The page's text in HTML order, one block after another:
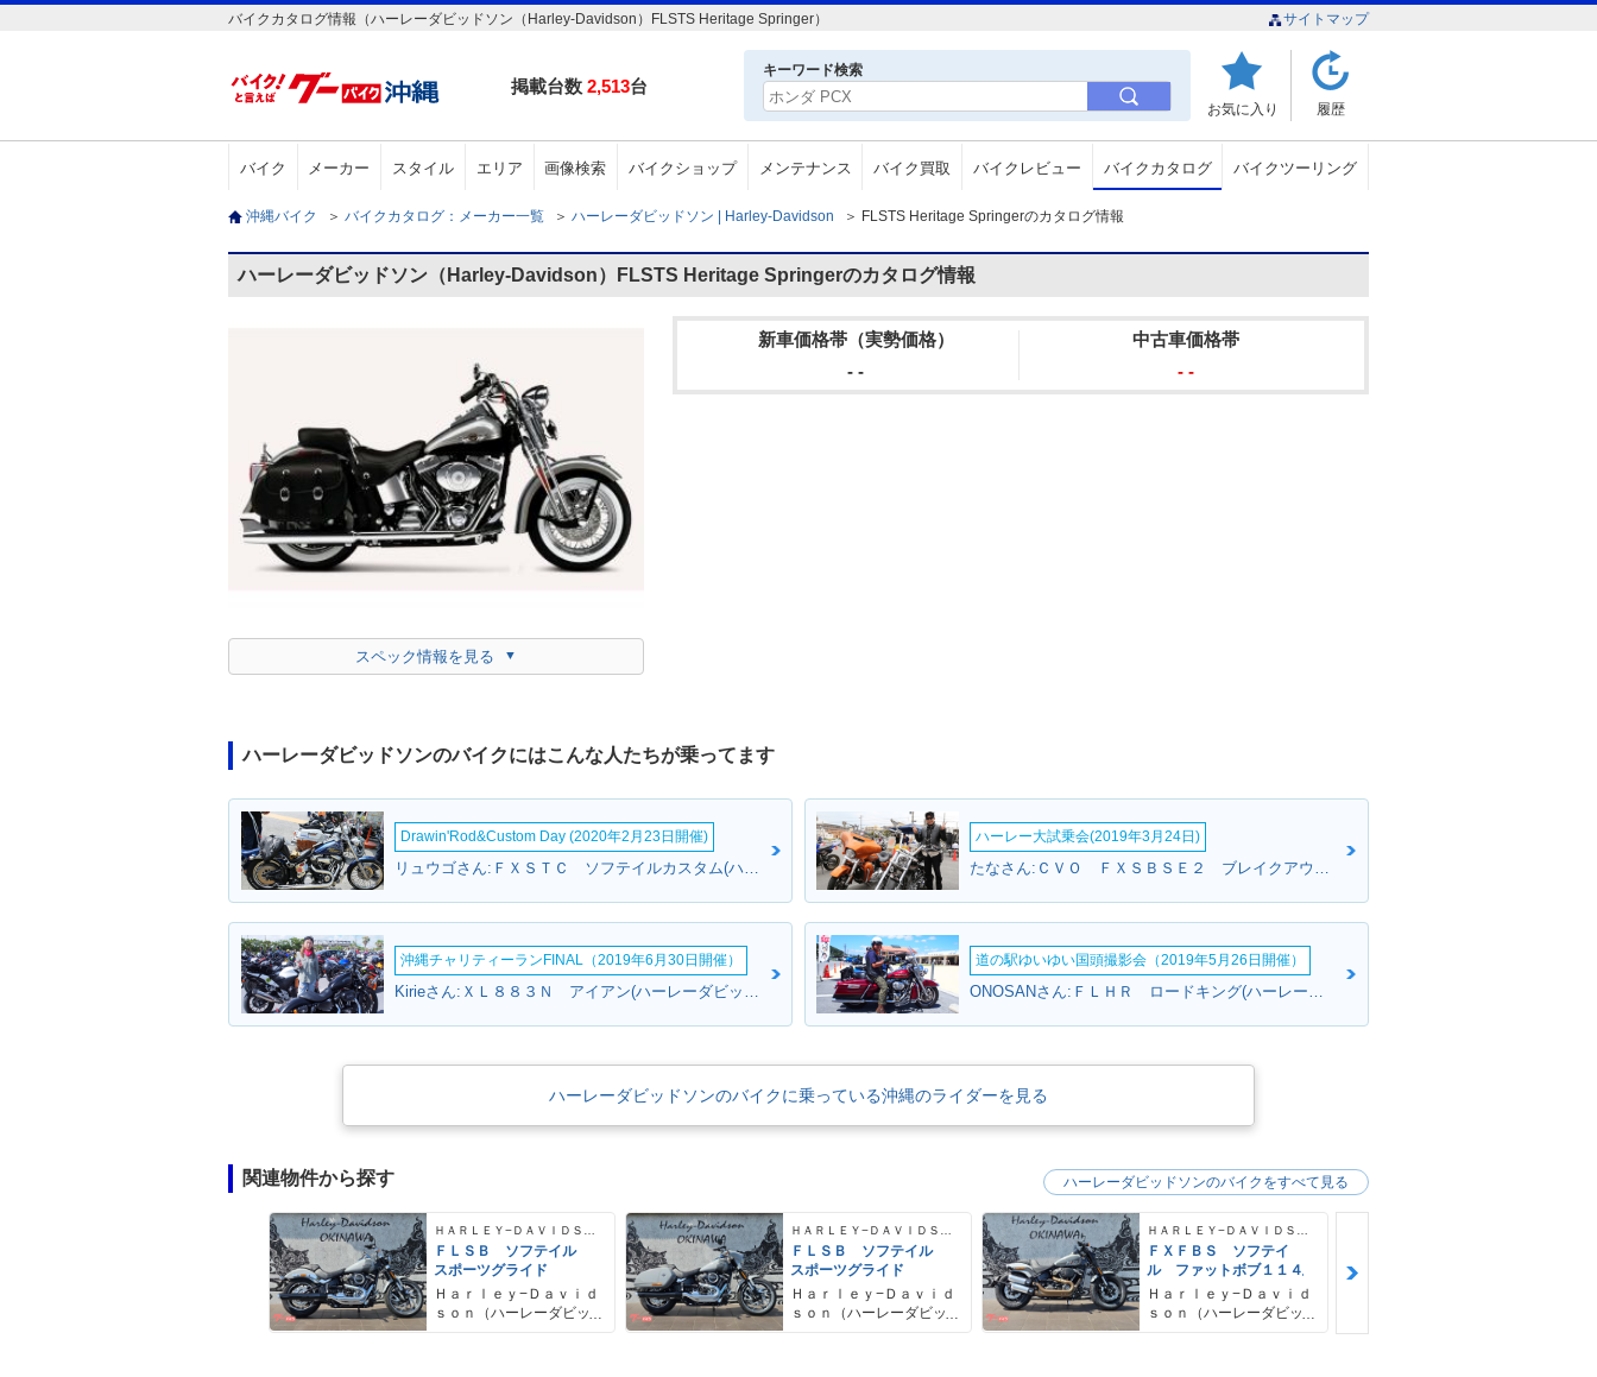
バイクカタログ情報（ハーレーダビッドソン（Harley-Davidson）FLSTS Heritage Springer） サイトマップ
掲載台数 2,513台
キーワード検索
お気に入り 履歴
バイク メーカー スタイル エリア 画像検索 バイクショップ メンテナンス バイク買取 バイクレビュー バイクカタログ バイクツーリング
沖縄バイク ＞ バイクカタログ：メーカー一覧 ＞ ハーレーダビッドソン | Harley-Davidson ＞ FLSTS Heritage Springerのカタログ情報
ハーレーダビッドソン（Harley-Davidson）FLSTS Heritage Springerのカタログ情報
スペック情報を見る
新車価格帯（実勢価格）
- -
中古車価格帯
- -
ハーレーダビッドソンのバイクにはこんな人たちが乗ってます
Drawin'Rod&Custom Day (2020年2月23日開催)
リュウゴさん:ＦＸＳＴＣ ソフテイルカスタム(ハーレーダビッドソン)
ハーレー大試乗会(2019年3月24日)
たなさん:ＣＶＯ ＦＸＳＢＳＥ２ ブレイクアウト(ハーレーダビッドソン)
沖縄チャリティーランFINAL（2019年6月30日開催）
Kirieさん:ＸＬ８８３Ｎ アイアン(ハーレーダビッドソン)
道の駅ゆいゆい国頭撮影会（2019年5月26日開催）
ONOSANさん:ＦＬＨＲ ロードキング(ハーレーダビッドソン)
ハーレーダビッドソンのバイクに乗っている沖縄のライダーを見る
関連物件から探す
ＦＬＳＢ ソフテイル
スポーツグライド
Ｈａｒｌｅｙ−Ｄａｖｉｄ
ｓｏｎ（ハーレーダビッ
ＦＬＳＢ ソフテイル
スポーツグライド
Ｈａｒｌｅｙ−Ｄａｖｉｄ
ｓｏｎ（ハーレーダビッ
ＦＸＦＢＳ ソフテイ
ル ファットボブ１１４
Ｈａｒｌｅｙ−Ｄａｖｉｄ
ｓｏｎ（ハーレーダビッ
ハーレーダビッドソンのバイクをすべて見る